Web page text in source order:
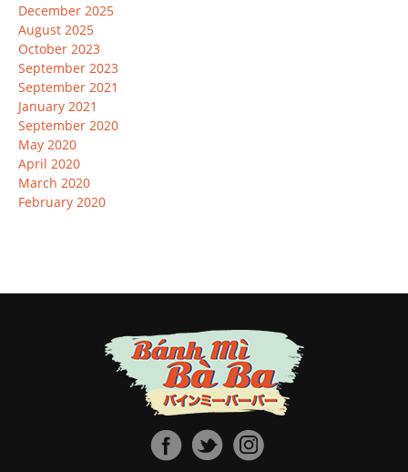
December 2025
August 2025
October 2023
September 2023
September 2021
January 2021
September 2020
May 2020
April 2020
March 2020
February 2020